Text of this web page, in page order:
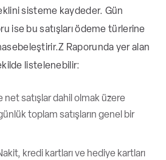
sisteme kaydeder. Gün
ise bu satışları ödeme türlerine
Z Raporunda yer alan
listelenebilir:
net satışlar dahil olmak üzere
toplam satışların genel bir
kredi kartları ve hediye kartları